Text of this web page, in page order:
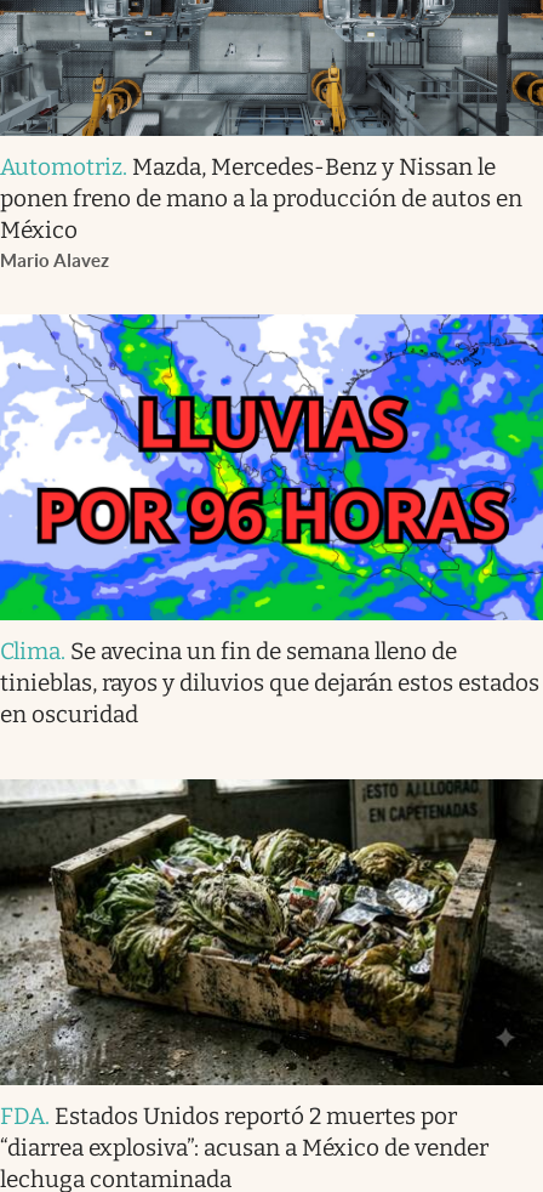
Automotriz. Mazda, Mercedes-Benz y Nissan le
ponen freno de mano a la producción de autos en
México
Mario Alavez
Clima. Se avecina un fin de semana lleno de
tinieblas, rayos y diluvios que dejarán estos estados
en oscuridad
FDA. Estados Unidos reportó 2 muertes por
“diarrea explosiva”: acusan a México de vender
lechuga contaminada